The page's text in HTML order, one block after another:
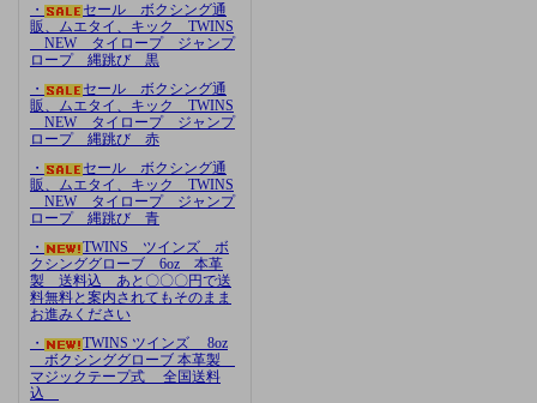
・
セール ボクシング通
販、ムエタイ、キック TWINS
NEW タイロープ ジャンプ
ロープ 縄跳び 黒
・
セール ボクシング通
販、ムエタイ、キック TWINS
NEW タイロープ ジャンプ
ロープ 縄跳び 赤
・
セール ボクシング通
販、ムエタイ、キック TWINS
NEW タイロープ ジャンプ
ロープ 縄跳び 青
・
TWINS ツインズ ボ
クシンググローブ 6oz 本革
製 送料込 あと〇〇〇円で送
料無料と案内されてもそのまま
お進みください
・
TWINS ツインズ 8oz
ボクシンググローブ 本革製
マジックテープ式 全国送料
込